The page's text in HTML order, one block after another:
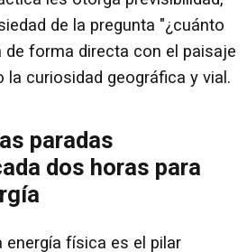
de la pregunta "¿cuánto
forma directa con el paisaje
la curiosidad geográfica y vial.
paradas
dos horas para
energía física es el pilar